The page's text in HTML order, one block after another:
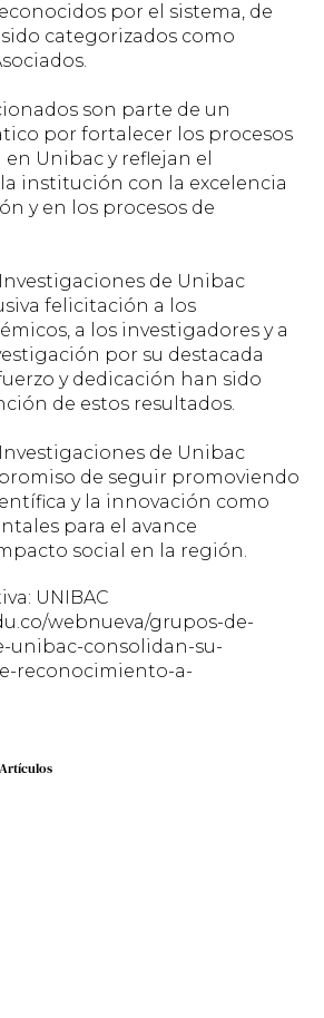
por el sistema, de
sido categorizados como
son parte de un
por fortalecer los procesos
Unibac y reflejan el
institución con la excelencia
y en los procesos de
de Unibac
felicitación a los
a los investigadores y a
por su destacada
y dedicación han sido
de estos resultados.
de Unibac
de seguir promoviendo
y la innovación como
para el avance
social en la región.
UNIBAC
webnueva/grupos-de-
unibac-consolidan-su-
reconocimiento-a-